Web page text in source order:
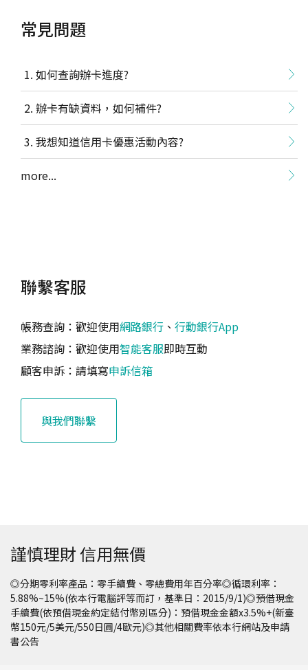
常見問題
如何查詢辦卡進度?
辦卡有缺資料，如何補件?
我想知道信用卡優惠活動內容?
more...
聯繫客服
帳務查詢：歡迎使用網路銀行 、 行動銀行App
業務諮詢：歡迎使用智能客服即時互動
顧客申訴：請填寫申訴信箱
與我們聯繫
謹慎理財 信用無價
◎分期零利率產品：零手續費、零總費用年百分率◎循環利率：
5.88%~15%(依本行電腦評等而訂，基準日：2015/9/1)◎預借現金
手續費(依預借現金約定結付幣別區分)：預借現金金額x3.5%+(新臺
幣150元/5美元/550日圓/4歐元)◎其他相關費率依本行網站及申請
書公告